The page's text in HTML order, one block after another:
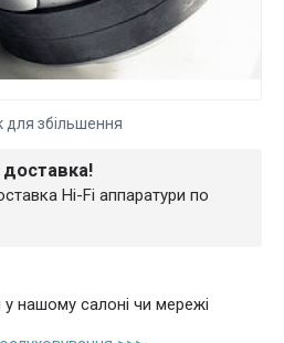
для збільшення
Hi-Fi аппаратури по
нашому салоні чи мережі